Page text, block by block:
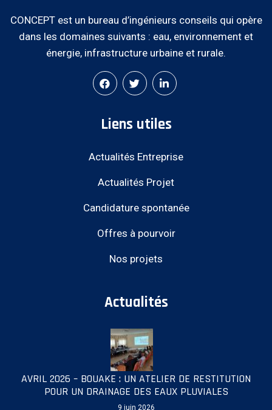
CONCEPT est un bureau d’ingénieurs conseils qui opère
dans les domaines suivants : eau, environnement et
énergie, infrastructure urbaine et rurale.
Liens utiles
Actualités Entreprise
Actualités Projet
Candidature spontanée
Offres à pourvoir
Nos projets
Actualités
AVRIL 2026 – BOUAKE : UN ATELIER DE RESTITUTION
POUR UN DRAINAGE DES EAUX PLUVIALES
9 juin 2026